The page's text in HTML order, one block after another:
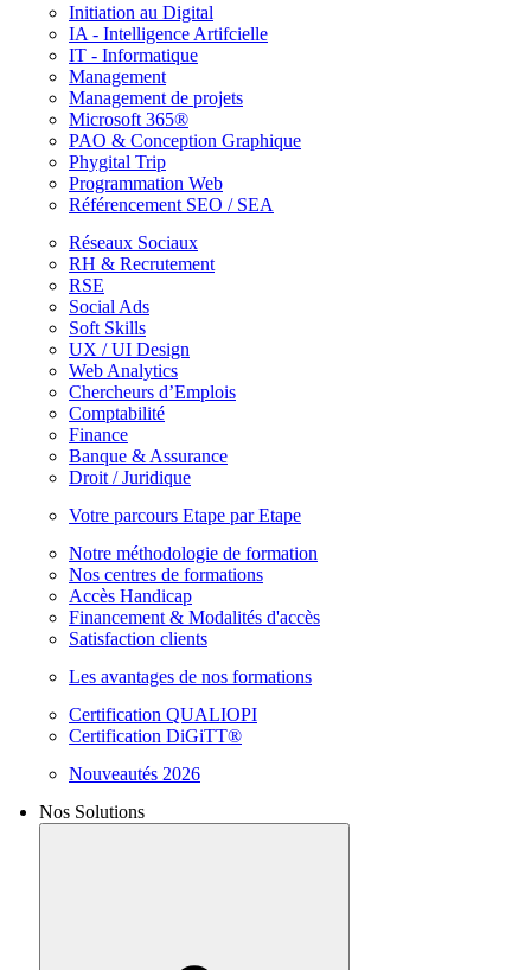
Initiation au Digital
IA - Intelligence Artifcielle
IT - Informatique
Management
Management de projets
Microsoft 365®
PAO & Conception Graphique
Phygital Trip
Programmation Web
Référencement SEO / SEA
Réseaux Sociaux
RH & Recrutement
RSE
Social Ads
Soft Skills
UX / UI Design
Web Analytics
Chercheurs d’Emplois
Comptabilité
Finance
Banque & Assurance
Droit / Juridique
Votre parcours Etape par Etape
Notre méthodologie de formation
Nos centres de formations
Accès Handicap
Financement & Modalités d'accès
Satisfaction clients
Les avantages de nos formations
Certification QUALIOPI
Certification DiGiTT®
Nouveautés 2026
Nos Solutions